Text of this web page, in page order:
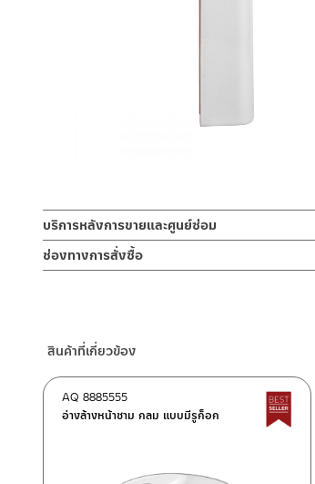
บริการหลังการขายและศูนย์ซ่อม
ช่องทางออนไลน์
– Email: contact@charnpaiboon.com
ช่องทางการสั่งซื้อ
– Shopee
–Lazada
ติดต่อพนักงานขาย / Contact Sales Staff
โทร: 02-285-5795
สินค้าที่เกี่ยวข้อง
อ่างล้างหน้าชาม กลม แบบมีรูก็อก
AQ 8885555